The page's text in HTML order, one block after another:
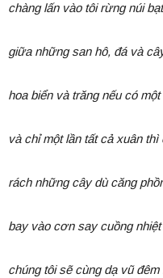
chàng lấn vào tôi rừng núi
giữa những san hô, đá và
hoa biển và trăngnếu có một
và chỉ một lần tất cả xuân thì
rách những cây dù căng
bay vào cơn say cuồng nhiệt
chúng tôi sẽ cùng dạ vũ đêm